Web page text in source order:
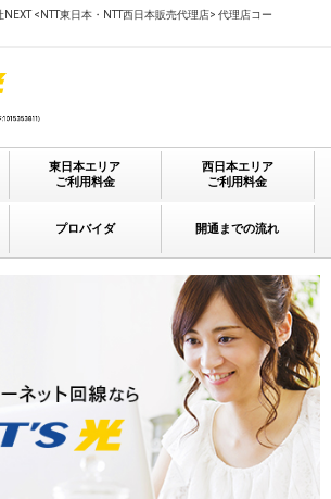
<NTT東日本・NTT西日本販売代理店> 代理店コー
東日本エリア
ご利用料金
西日本エリア
ご利用料金
プロバイダ 開通までの流れ